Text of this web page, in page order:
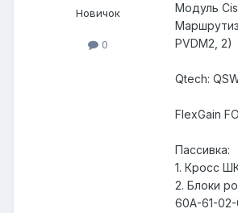
Новичок
0
Модуль
PVDM2, 2)
Qtech:
FlexGain
Пассивка:
1. Кросс
2. Блоки
60А-61-